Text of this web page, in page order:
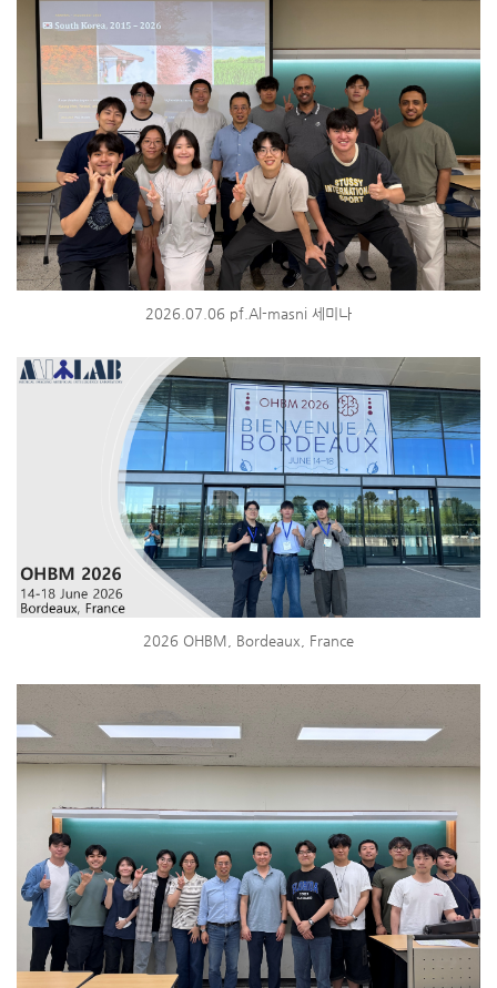
2026.07.06 pf.Al-masni 세미나
2026 OHBM, Bordeaux, France